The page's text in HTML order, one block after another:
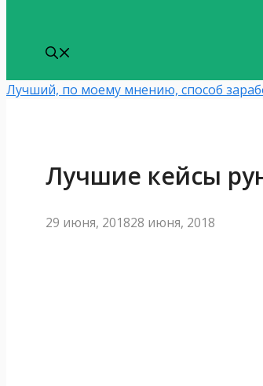
Лучший, по моему мнению, способ
Лучшие кейсы
29 июня, 201828 июня, 2018